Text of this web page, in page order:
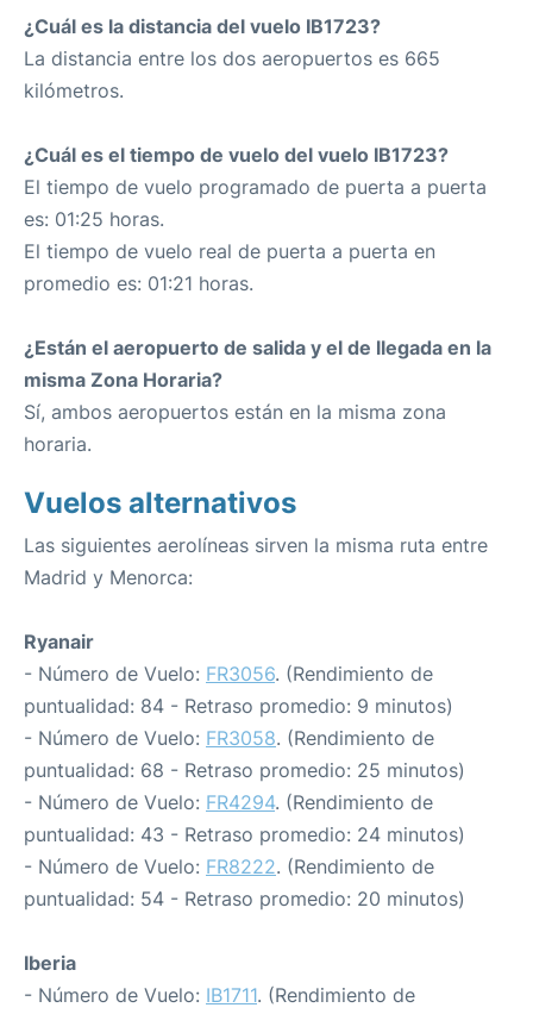
¿Cuál es la distancia del vuelo IB1723?
La distancia entre los dos aeropuertos es 665
kilómetros.
¿Cuál es el tiempo de vuelo del vuelo IB1723?
El tiempo de vuelo programado de puerta a puerta
es: 01:25 horas.
El tiempo de vuelo real de puerta a puerta en
promedio es: 01:21 horas.
¿Están el aeropuerto de salida y el de llegada en la
misma Zona Horaria?
Sí, ambos aeropuertos están en la misma zona
horaria.
Vuelos alternativos
Las siguientes aerolíneas sirven la misma ruta entre
Madrid y Menorca:
Ryanair
- Número de Vuelo: FR3056. (Rendimiento de
puntualidad: 84 - Retraso promedio: 9 minutos)
- Número de Vuelo: FR3058. (Rendimiento de
puntualidad: 68 - Retraso promedio: 25 minutos)
- Número de Vuelo: FR4294. (Rendimiento de
puntualidad: 43 - Retraso promedio: 24 minutos)
- Número de Vuelo: FR8222. (Rendimiento de
puntualidad: 54 - Retraso promedio: 20 minutos)
Iberia
- Número de Vuelo: IB1711. (Rendimiento de